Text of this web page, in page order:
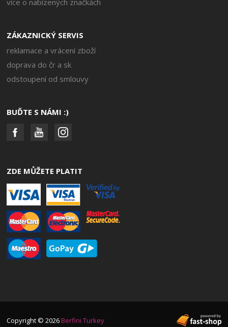
více o nabízených značkách
ZÁKAZNICKÝ SERVIS
reklamace a vrácení zboží
doprava do čr a sk
odstoupení od smlouvy
BUĎTE S NÁMI :)
ZDE MŮŽETE PLATIT
Copyright © 2026Berfini Turkey